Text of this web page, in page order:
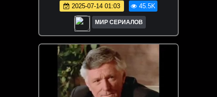
2025-07-14 01:03 45.5K
МИР СЕРИАЛОВ